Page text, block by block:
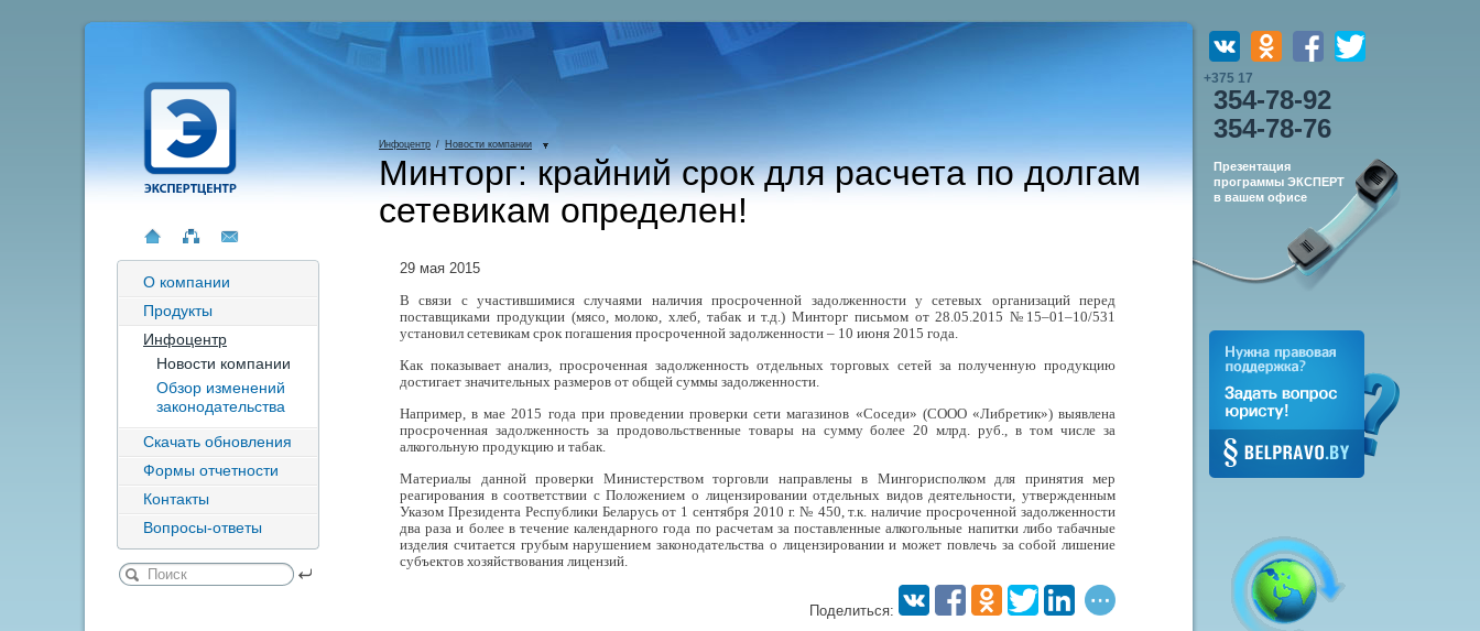
+375 17
354-78-92
354-78-76
Презентация
программы ЭКСПЕРТ
в вашем офисе
О компании
Продукты
Инфоцентр
Новости компании
Обзор изменений
законодательства
Скачать обновления
Формы отчетности
Контакты
Вопросы-ответы
Инфоцентр / Новости компании
Минторг: крайний срок для расчета по долгам
сетевикам определен!
29 мая 2015
В связи с участившимися случаями наличия просроченной задолженности у сетевых организаций перед
поставщиками продукции (мясо, молоко, хлеб, табак и т.д.) Минторг письмом от 28.05.2015 №15–01–10/531
установил сетевикам срок погашения просроченной задолженности – 10 июня 2015 года.
Как показывает анализ, просроченная задолженность отдельных торговых сетей за полученную продукцию
достигает значительных размеров от общей суммы задолженности.
Например, в мае 2015 года при проведении проверки сети магазинов «Соседи» (СООО «Либретик») выявлена
просроченная задолженность за продовольственные товары на сумму более 20 млрд. руб., в том числе за
алкогольную продукцию и табак.
Материалы данной проверки Министерством торговли направлены в Мингорисполком для принятия мер
реагирования в соответствии с Положением о лицензировании отдельных видов деятельности, утвержденным
Указом Президента Республики Беларусь от 1 сентября 2010 г. № 450, т.к. наличие просроченной задолженности
два раза и более в течение календарного года по расчетам за поставленные алкогольные напитки либо табачные
изделия считается грубым нарушением законодательства о лицензировании и может повлечь за собой лишение
субъектов хозяйствования лицензий.
Поделиться: